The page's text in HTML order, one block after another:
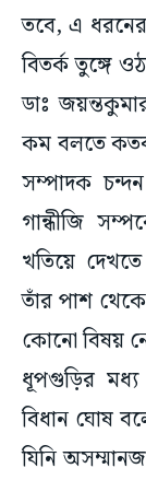
তবে, এ ধরনের
বিতর্ক তুঙ্গে
ডাঃ
কম বলতে
সম্পাদক
গান্ধীজি
খতিয়ে দেখতে
তাঁর পাশ
কোনো বিষয়
ধূপগুড়ির মধ্য
বিধান ঘোষ
যিনি